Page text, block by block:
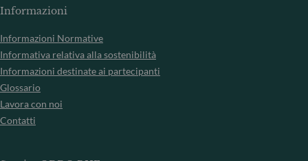
Informazioni
Informazioni Normative
Informativa relativa alla sostenibilità
Informazioni destinate ai partecipanti
Glossario
Lavora con noi
Contatti